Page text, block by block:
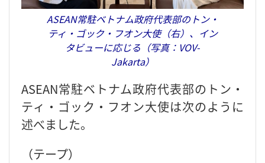
ASEAN常駐ベトナム政府代表部のトン・
ティ・ゴック・フオン大使（右）、イン
タビューに応じる（写真：VOV-
Jakarta）
ASEAN常駐ベトナム政府代表部のトン・
ティ・ゴック・フオン大使は次のように
述べました。
（テープ）